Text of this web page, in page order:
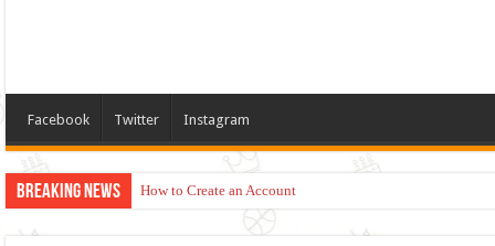
Facebook Twitter Instagram
Breaking News How to Create an Account
Apply for TikTok Monetization (Dubai, US, UK)